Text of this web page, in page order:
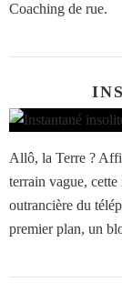
Coaching de rue.
Allô, la Terre ?
terrain vague,
outrancière du
premier plan, un